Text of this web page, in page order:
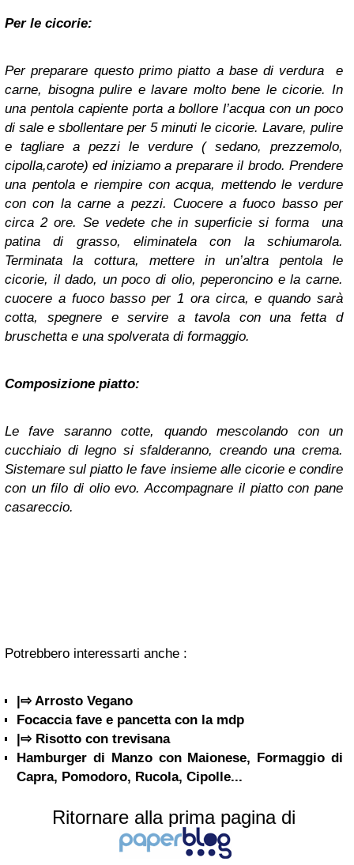
Per le cicorie:
Per preparare questo primo piatto a base di verdura e
carne, bisogna pulire e lavare molto bene le cicorie. In
una pentola capiente porta a bollore l’acqua con un poco
di sale e sbollentare per 5 minuti le cicorie. Lavare, pulire
e tagliare a pezzi le verdure ( sedano, prezzemolo,
cipolla,carote) ed iniziamo a preparare il brodo. Prendere
una pentola e riempire con acqua, mettendo le verdure
con con la carne a pezzi. Cuocere a fuoco basso per
circa 2 ore. Se vedete che in superficie si forma una
patina di grasso, eliminatela con la schiumarola.
Terminata la cottura, mettere in un’altra pentola le
cicorie, il dado, un poco di olio, peperoncino e la carne.
cuocere a fuoco basso per 1 ora circa, e quando sarà
cotta, spegnere e servire a tavola con una fetta d
bruschetta e una spolverata di formaggio.
Composizione piatto:
Le fave saranno cotte, quando mescolando con un
cucchiaio di legno si sfalderanno, creando una crema.
Sistemare sul piatto le fave insieme alle cicorie e condire
con un filo di olio evo. Accompagnare il piatto con pane
casareccio.
Potrebbero interessarti anche :
|⇨ Arrosto Vegano
Focaccia fave e pancetta con la mdp
|⇨ Risotto con trevisana
Hamburger di Manzo con Maionese, Formaggio di
Capra, Pomodoro, Rucola, Cipolle...
Ritornare alla prima pagina di